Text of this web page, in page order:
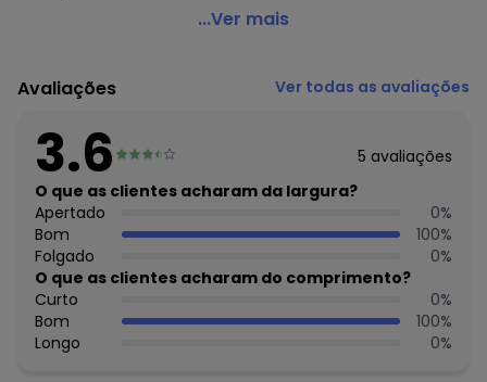
Kyly - Vestido Infantil Menina Estampado Azul
Modelagem: Ampla
Comprimento da Manga: Curta
Comprimento: Curto
Forro: Não
Cinto: Não acompanha
Decote Frente : Redondo
Decote Costas: Redondo
Fornecedor: KYLY INDUSTRIA TEXTIL LTDA / CNPJ
78.855.830/0001-98
Feito: Brasil
Cuidados para conservação do produto: Para melhor
conservação do produto, lavar à mão com sabão neutro.
...Ver mais
Avaliações Ver todas as avaliações
3.6 5 avaliações
O que as clientes acharam da largura?
Apertado
0%
Bom
100%
Folgado
0%
O que as clientes acharam do comprimento?
Curto
0%
Bom
100%
Longo
0%